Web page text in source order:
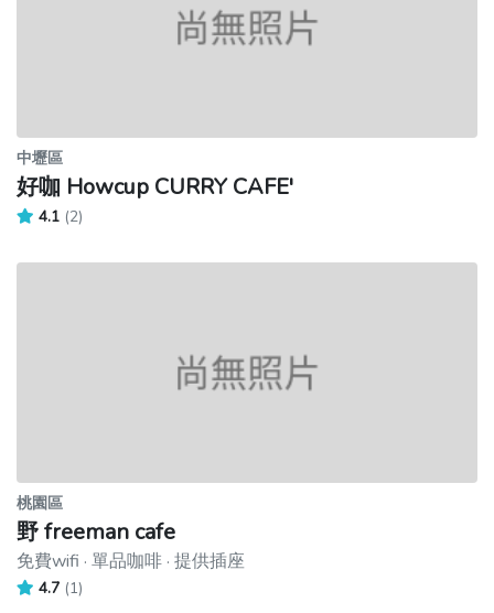
中壢區
好咖 Howcup CURRY CAFE'
4.1 (2)
桃園區
野 freeman cafe
免費wifi · 單品咖啡 · 提供插座
4.7 (1)